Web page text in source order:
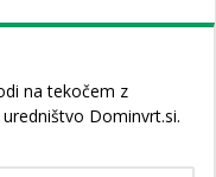
na tekočem z
Dominvrt.si.